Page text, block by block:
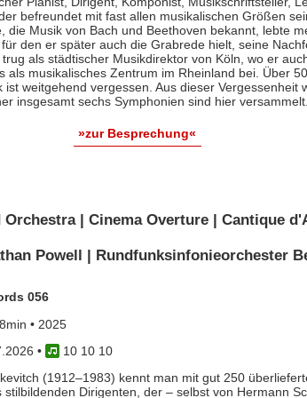
befreundet mit fast allen musikalischen Größen
die Musik von Bach und Beethoven bekannt, lebte
den er später auch die Grabrede hielt, seine
als städtischer Musikdirektor von Köln, wo er
als musikalisches Zentrum im Rheinland bei. Über
weitgehend vergessen. Aus dieser Vergessenheit
insgesamt sechs Symphonien sind hier versammelt.
»zur Besprechung«
| Cinema Overture | Cantique
Powell | Rundfunksinfonieorchester
056
• 2025
•
10 10 10
(1912–1983) kennt man mit gut 250
stilbildenden Dirigenten, der – selbst von Hermann